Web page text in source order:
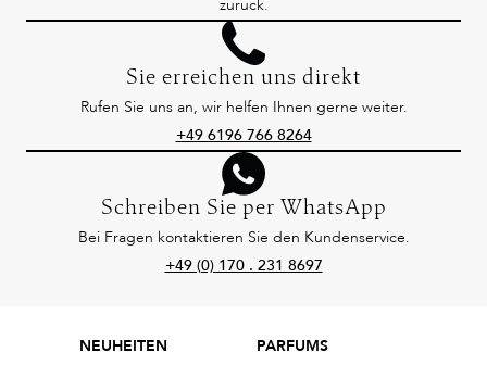
zurück.
Sie erreichen uns direkt
Rufen Sie uns an, wir helfen Ihnen gerne weiter.
+49 6196 766 8264
Schreiben Sie per WhatsApp
Bei Fragen kontaktieren Sie den Kundenservice.
+49 (0) 170 . 231 8697
NEUHEITEN
PARFUMS